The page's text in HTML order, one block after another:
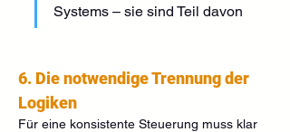
Systems – sie sind Teil davon
6. Die notwendige Trennung der
Logiken
Für eine konsistente Steuerung muss klar